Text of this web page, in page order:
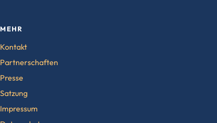
MEHR
Kontakt
Partnerschaften
Presse
Satzung
Impressum